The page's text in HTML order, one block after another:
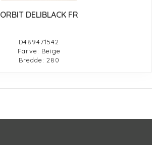
ORBIT DELIBLACK FR
D489471542
Farve: Beige
Bredde: 280